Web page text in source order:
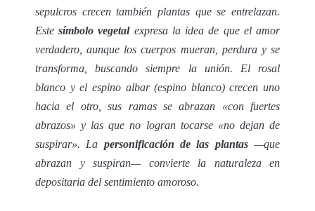
sepulcros crecen también plantas que se entrelazan.
Estesímbolo vegetalexpresa la idea de que el amor
verdadero, aunque los cuerpos mueran, perdura y se
transforma, buscando siempre la unión. El rosal
blanco y el espino albar (espino blanco) crecen uno
hacia el otro, sus ramas se abrazan «con fuertes
abrazos» y las que no logran tocarse «no dejan de
suspirar». La personificación de las plantas—que
abrazan y suspiran— convierte la naturaleza en
depositaria del sentimiento amoroso.